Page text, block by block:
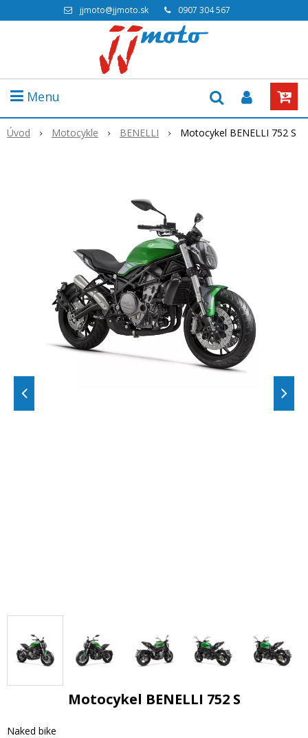
jjmoto@jjmoto.sk 0907 304 567
Menu
Úvod Motocykle BENELLI Motocykel BENELLI 752 S
Motocykel BENELLI 752 S
Naked bike